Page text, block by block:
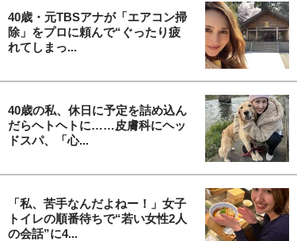
40歳・元TBSアナが「エアコン掃
除」をプロに頼んで“ぐったり疲
れてしまっ...
40歳の私、休日に予定を詰め込ん
だらヘトヘトに……皮膚科にヘッ
ドスパ、「心...
「私、苦手なんだよねー！」女子
トイレの順番待ちで“若い女性2人
の会話”に4...